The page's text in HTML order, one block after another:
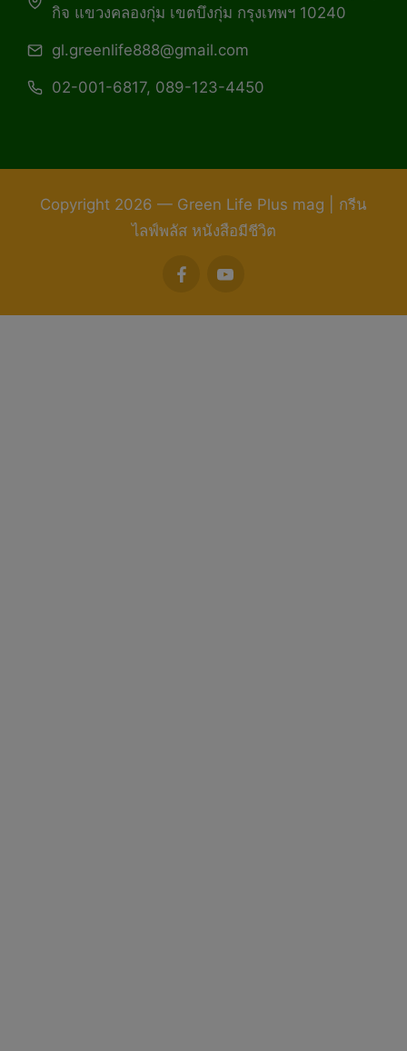
กิจ แขวงคลองกุ่ม เขตบึงกุ่ม กรุงเทพฯ 10240
gl.greenlife888@gmail.com
02-001-6817, 089-123-4450
Copyright 2026 — Green Life Plus mag | กรีน
ไลฟ์พลัส หนังสือมีชีวิต
facebookyoutube